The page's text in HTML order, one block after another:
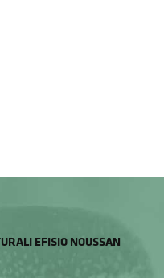
EFISIO NOUSSAN